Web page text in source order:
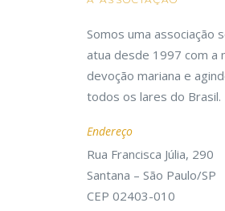
Somos uma associação
atua desde 1997 com a
devoção mariana e
todos os lares do Brasil.
Endereço
Rua Francisca Júlia, 290
Santana – São Paulo/SP
CEP 02403-010